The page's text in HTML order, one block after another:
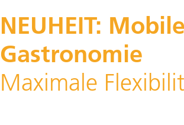
NEUHEIT:
Gastronomie
Maximale